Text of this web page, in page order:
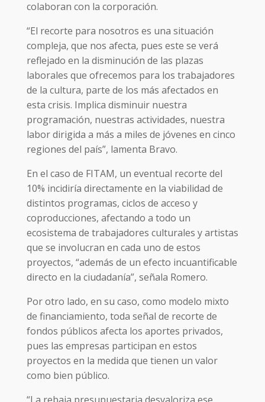
colaboran con la corporación.
“El recorte para nosotros es una situación
compleja, que nos afecta, pues este se verá
reflejado en la disminución de las plazas
laborales que ofrecemos para los trabajadores
de la cultura, parte de los más afectados en
esta crisis. Implica disminuir nuestra
programación, nuestras actividades, nuestra
labor dirigida a más a miles de jóvenes en cinco
regiones del país”, lamenta Bravo.
En el caso de FITAM, un eventual recorte del
10% incidiría directamente en la viabilidad de
distintos programas, ciclos de acceso y
coproducciones, afectando a todo un
ecosistema de trabajadores culturales y artistas
que se involucran en cada uno de estos
proyectos, “además de un efecto incuantificable
directo en la ciudadanía”, señala Romero.
Por otro lado, en su caso, como modelo mixto
de financiamiento, toda señal de recorte de
fondos públicos afecta los aportes privados,
pues las empresas participan en estos
proyectos en la medida que tienen un valor
como bien público.
“La rebaja presupuestaria desvaloriza ese